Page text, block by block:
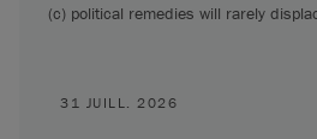
(c) political remedies will rarely
31 JUILL. 2026